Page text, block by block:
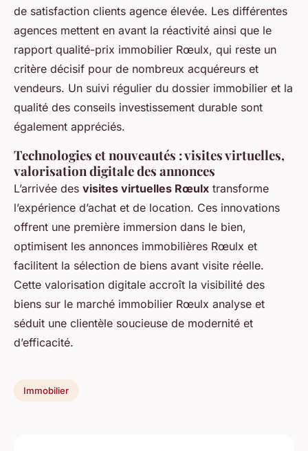
de satisfaction clients agence élevée. Les différentes
agences mettent en avant la réactivité ainsi que le
rapport qualité-prix immobilier Rœulx, qui reste un
critère décisif pour de nombreux acquéreurs et
vendeurs. Un suivi régulier du dossier immobilier et la
qualité des conseils investissement durable sont
également appréciés.
Technologies et nouveautés : visites virtuelles,
valorisation digitale des annonces
L’arrivée des visites virtuelles Rœulx transforme
l’expérience d’achat et de location. Ces innovations
offrent une première immersion dans le bien,
optimisent les annonces immobilières Rœulx et
facilitent la sélection de biens avant visite réelle.
Cette valorisation digitale accroît la visibilité des
biens sur le marché immobilier Rœulx analyse et
séduit une clientèle soucieuse de modernité et
d’efficacité.
Immobilier